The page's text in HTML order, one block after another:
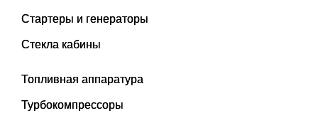
Стартеры и генераторы
Стекла кабины
Топливная аппаратура
Турбокомпрессоры